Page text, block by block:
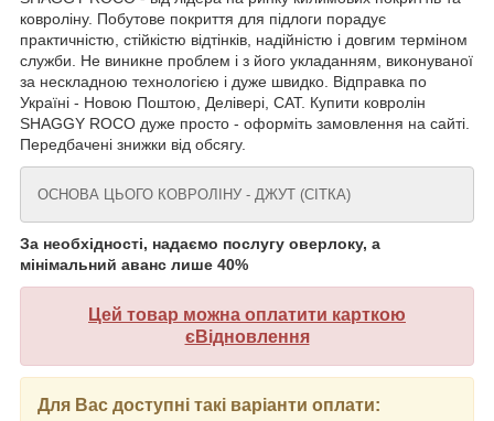
ковроліну. Побутове покриття для підлоги порадує
практичністю, стійкістю відтінків, надійністю і довгим терміном
служби. Не виникне проблем і з його укладанням, виконуваної
за нескладною технологією і дуже швидко. Відправка по
Україні - Новою Поштою, Делівері, САТ. Купити ковролін
SHAGGY ROCO дуже просто - оформіть замовлення на сайті.
Передбачені знижки від обсягу.
ОСНОВА ЦЬОГО КОВРОЛІНУ - ДЖУТ (СІТКА)
За необхідності, надаємо послугу оверлоку, а
мінімальний аванс лише 40%
Цей товар можна оплатити карткою
єВідновлення
Для Вас доступні такі варіанти оплати: